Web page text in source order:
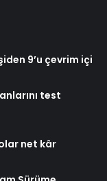
9’u çevrim içi
test
net kâr